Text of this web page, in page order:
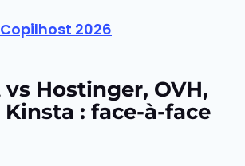
2026
Hostinger, OVH,
: face-à-face